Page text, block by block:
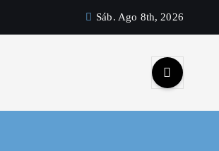
Sáb. Ago 8th, 2026